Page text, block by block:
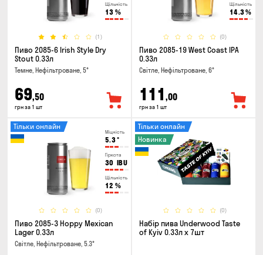
Щільність
13 %
(1)
Пиво 2085-6 Irish Style Dry
Stout 0.33л
Темне, Нефільтроване, 5°
69,50
грн за 1 шт
Щільність
14.3%
(0)
Пиво 2085-19 West Coast IPA
0.33л
Світле, Нефільтроване, 6°
111 ,00
грн за 1 шт
Міцність
5.3°
Гіркота
30 IBU
Щільність
12 %
(0)
Тільки онлайн
Пиво 2085-3 Hoppy Mexican
Lager 0.33л
Світле, Нефільтроване, 5.3°
(0)
Тільки онлайн
Новинка
Набір пива Underwood Taste
of Kyiv 0.33л x 7шт